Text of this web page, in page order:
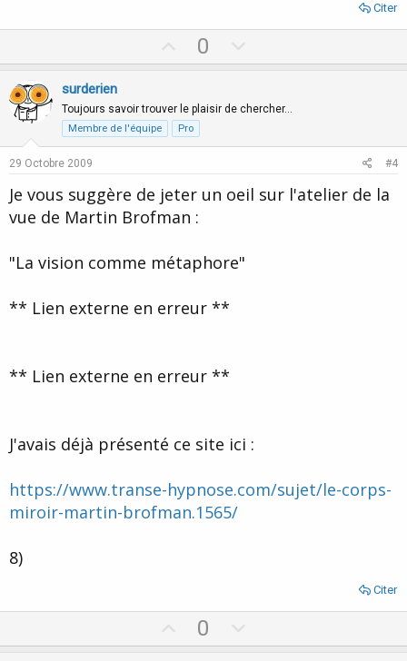
Citer
p
o
t
e
0
o
n
o
e
surderien
Toujours savoir trouver le plaisir de chercher…
Membre de l'équipe Pro
29 Octobre 2009 #4
Je vous suggère de jeter un oeil sur l'atelier de la
vue de Martin Brofman :
"La vision comme métaphore"
** Lien externe en erreur **
** Lien externe en erreur **
J'avais déjà présenté ce site ici :
https://www.transe-hypnose.com/sujet/le-corps-
miroir-martin-brofman.1565/
8)
Citer
p
0
o